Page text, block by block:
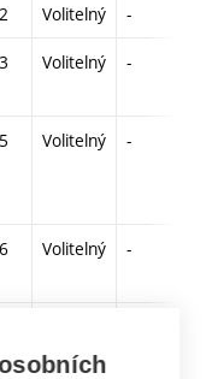
2 Volitelný -
3 Volitelný -
5 Volitelný -
6 Volitelný -